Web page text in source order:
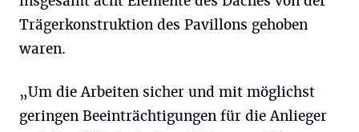
Trägerkonstruktion des Pavillons gehoben
waren.
„Um die Arbeiten sicher und mit möglichst
geringen Beeinträchtigungen für die Anlieger